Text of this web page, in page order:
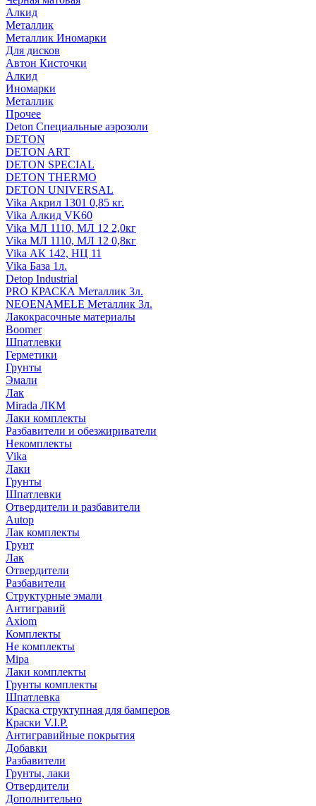
Алкид
Металлик
Металлик Иномарки
Для дисков
Автон Кисточки
Алкид
Иномарки
Металлик
Прочее
Deton Специальные аэрозоли
DETON
DETON ART
DETON SPECIAL
DETON THERMO
DETON UNIVERSAL
Vika Акрил 1301 0,85 кг.
Vika Алкид VK60
Vika МЛ 1110, МЛ 12 2,0кг
Vika МЛ 1110, МЛ 12 0,8кг
Vika АК 142, НЦ 11
Vika База 1л.
Detop Industrial
PRO КРАСКА Металлик 3л.
NEOENAMELE Металлик 3л.
Лакокрасочные материалы
Boomer
Шпатлевки
Герметики
Грунты
Эмали
Лак
Mirada ЛКМ
Лаки комплекты
Разбавители и обезжириватели
Некомплекты
Vika
Лаки
Грунты
Шпатлевки
Отвердители и разбавители
Autop
Лак комплекты
Грунт
Лак
Отвердители
Разбавители
Структурные эмали
Антигравий
Axiom
Комплекты
Не комплекты
Mipa
Лаки комплекты
Грунты комплекты
Шпатлевка
Краска структупная для бамперов
Краски V.I.P.
Антигравийные покрытия
Добавки
Разбавители
Грунты, лаки
Отвердители
Дополнительно